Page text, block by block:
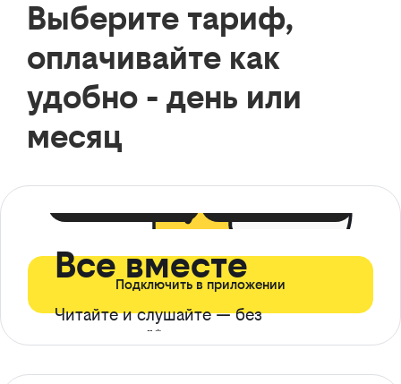
Выберите тариф,
оплачивайте как
удобно - день или
месяц
Все вместе
Читайте и слушайте — без
ограничений*
Подключить в приложении